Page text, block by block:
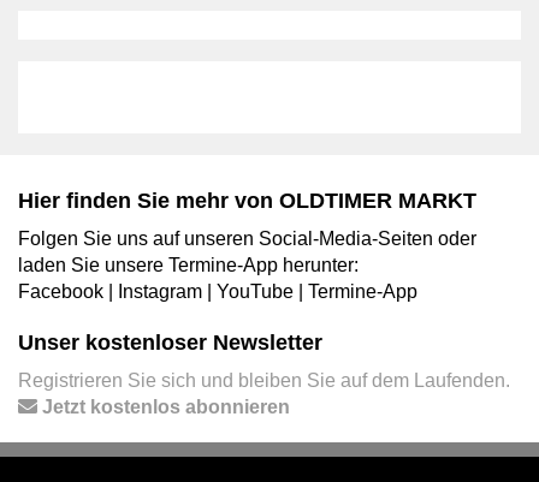
Hier finden Sie mehr von OLDTIMER MARKT
Folgen Sie uns auf unseren Social-Media-Seiten oder
laden Sie unsere Termine-App herunter:
Facebook
Instagram YouTube Termine-App
Unser kostenloser Newsletter
Registrieren Sie sich und bleiben Sie auf dem Laufenden.
Jetzt kostenlos abonnieren